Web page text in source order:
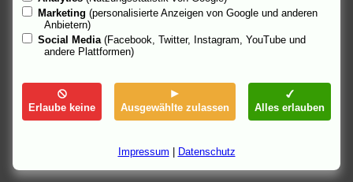
X-Men: Der letzte Widerstand (Start: 25.5.2006)
Ab durch die Hecke (Start: 6.7.2006)
Poseidon (Start: 13.7.2006)
Pirates of the Caribbean - Fluch der Karibik 2
9.5.06 20:16, aktualisiert: 12.5.06 22:14
Marketing (personalisierte Anzeigen von Google und anderen
Anbietern)
Social Media (Facebook, Twitter, Instagram, YouTube und
andere Plattformen)
Erlaube keine Ausgewählte zulassen Alles erlauben
Impressum Datenschutz